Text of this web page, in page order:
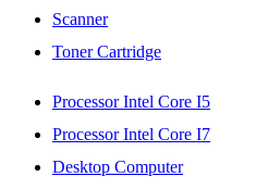
Scanner
Toner Cartridge
Processor Intel Core I5
Processor Intel Core I7
Desktop Computer